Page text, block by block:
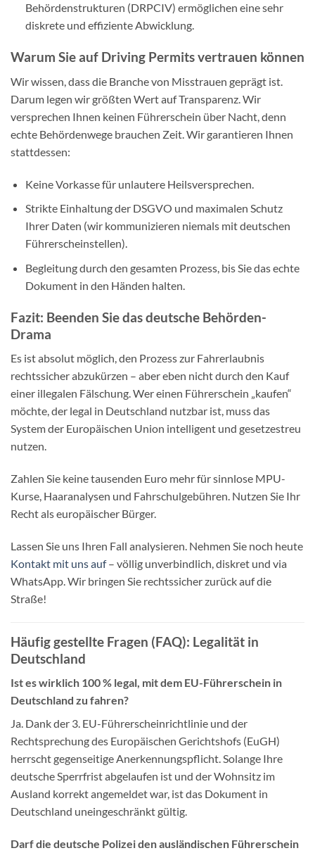
Behördenstrukturen (DRPCIV) ermöglichen eine sehr
diskrete und effiziente Abwicklung.
Warum Sie auf Driving Permits vertrauen können
Wir wissen, dass die Branche von Misstrauen geprägt ist.
Darum legen wir größten Wert auf Transparenz. Wir
versprechen Ihnen keinen Führerschein über Nacht, denn
echte Behördenwege brauchen Zeit. Wir garantieren Ihnen
stattdessen:
Keine Vorkasse für unlautere Heilsversprechen.
Strikte Einhaltung der DSGVO und maximalen Schutz
Ihrer Daten (wir kommunizieren niemals mit deutschen
Führerscheinstellen).
Begleitung durch den gesamten Prozess, bis Sie das echte
Dokument in den Händen halten.
Fazit: Beenden Sie das deutsche Behörden-
Drama
Es ist absolut möglich, den Prozess zur Fahrerlaubnis
rechtssicher abzukürzen – aber eben nicht durch den Kauf
einer illegalen Fälschung. Wer einen Führerschein „kaufen“
möchte, der legal in Deutschland nutzbar ist, muss das
System der Europäischen Union intelligent und gesetzestreu
nutzen.
Zahlen Sie keine tausenden Euro mehr für sinnlose MPU-
Kurse, Haaranalysen und Fahrschulgebühren. Nutzen Sie Ihr
Recht als europäischer Bürger.
Lassen Sie uns Ihren Fall analysieren. Nehmen Sie noch heute
Kontakt mit uns auf– völlig unverbindlich, diskret und via
WhatsApp. Wir bringen Sie rechtssicher zurück auf die
Straße!
Häufig gestellte Fragen (FAQ): Legalität in
Deutschland
Ist es wirklich 100 % legal, mit dem EU-Führerschein in
Deutschland zu fahren?
Ja. Dank der 3. EU-Führerscheinrichtlinie und der
Rechtsprechung des Europäischen Gerichtshofs (EuGH)
herrscht gegenseitige Anerkennungspflicht. Solange Ihre
deutsche Sperrfrist abgelaufen ist und der Wohnsitz im
Ausland korrekt angemeldet war, ist das Dokument in
Deutschland uneingeschränkt gültig.
Darf die deutsche Polizei den ausländischen Führerschein